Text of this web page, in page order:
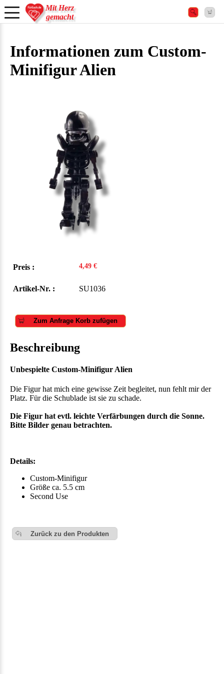
Mit Herz
gemacht
Informationen zum Custom-
Minifigur Alien
Preis : 4,49 €
Artikel-Nr. : SU1036
Zum Anfrage Korb zufügen
Beschreibung
Unbespielte Custom-Minifigur Alien
Die Figur hat mich eine gewisse Zeit begleitet, nun fehlt mir der
Platz. Für die Schublade ist sie zu schade.
Die Figur hat evtl. leichte Verfärbungen durch die Sonne.
Bitte Bilder genau betrachten.
Details:
Custom-Minifigur
Größe ca. 5.5 cm
Second Use
Zurück zu den Produkten